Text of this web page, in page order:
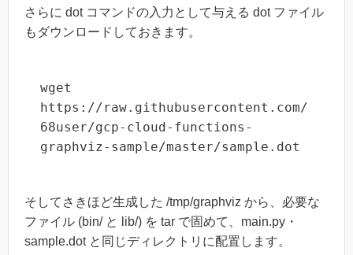
さらに dot コマンドの入力として与える dot ファイル
もダウンロードしておきます。
wget
https://raw.githubusercontent.com/
68user/gcp-cloud-functions-
graphviz-sample/master/sample.dot
そしてさきほど生成した /tmp/graphviz から、必要な
ファイル (bin/ と lib/) を tar で固めて、main.py・
sample.dot と同じディレクトリに配置します。